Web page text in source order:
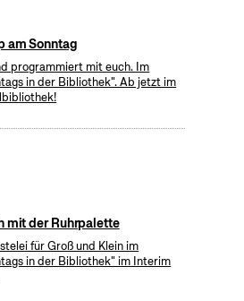
am Sonntag
programmiert mit euch. Im
in der Bibliothek". Ab jetzt im
mit der Ruhrpalette
für Groß und Klein im
in der Bibliothek" im Interim